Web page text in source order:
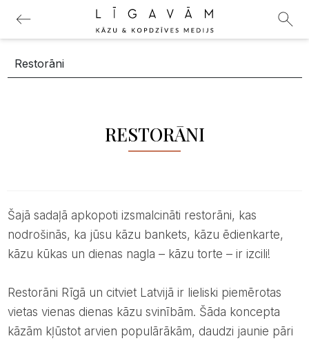
RESTORĀNI
Šajā sadaļā apkopoti izsmalcināti restorāni, kas
nodrošinās, ka jūsu kāzu bankets, kāzu ēdienkarte,
kāzu kūkas un dienas nagla – kāzu torte – ir izcili!
Restorāni Rīgā un citviet Latvijā ir lieliski piemērotas
vietas vienas dienas kāzu svinībām. Šāda koncepta
kāzām kļūstot arvien populārākām, daudzi jaunie pāri